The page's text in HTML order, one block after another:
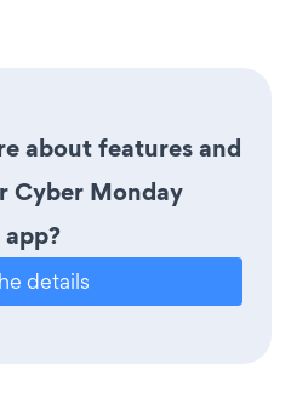
about features and
Cyber Monday
details